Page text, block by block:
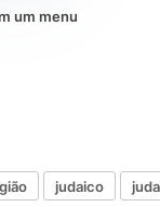
um menu
judaico